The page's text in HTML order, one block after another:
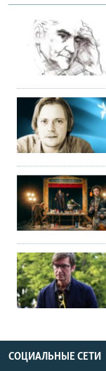
СОЦИАЛЬНЫЕ СЕТИ